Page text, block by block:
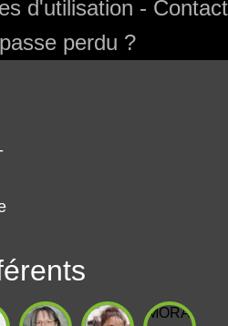
d'utilisation
Contact
perdu ?